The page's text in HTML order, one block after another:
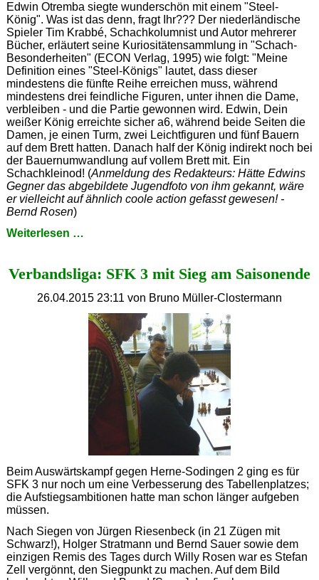
Edwin Otremba siegte wunderschön mit einem "Steel-
König". Was ist das denn, fragt Ihr??? Der niederländische
Spieler Tim Krabbé, Schachkolumnist und Autor mehrerer
Bücher, erläutert seine Kuriositätensammlung in "Schach-
Besonderheiten" (ECON Verlag, 1995) wie folgt: "Meine
Definition eines "Steel-Königs" lautet, dass dieser
mindestens die fünfte Reihe erreichen muss, während
mindestens drei feindliche Figuren, unter ihnen die Dame,
verbleiben - und die Partie gewonnen wird. Edwin, Dein
weißer König erreichte sicher a6, während beide Seiten die
Damen, je einen Turm, zwei Leichtfiguren und fünf Bauern
auf dem Brett hatten. Danach half der König indirekt noch bei
der Bauernumwandlung auf vollem Brett mit. Ein
Schachkleinod! (Anmeldung des Redakteurs: Hätte Edwins
Gegner das abgebildete Jugendfoto von ihm gekannt, wäre
er vielleicht auf ähnlich coole action gefasst gewesen! -
Bernd Rosen)
Weiterlesen …
Verbandsliga: SFK 3 mit Sieg am Saisonende
26.04.2015 23:11 von Bruno Müller-Clostermann
Beim Auswärtskampf gegen Herne-Sodingen 2 ging es für
SFK 3 nur noch um eine Verbesserung des Tabellenplatzes;
die Aufstiegsambitionen hatte man schon länger aufgeben
müssen.
Nach Siegen von Jürgen Riesenbeck (in 21 Zügen mit
Schwarz!), Holger Stratmann und Bernd Sauer sowie dem
einzigen Remis des Tages durch Willy Rosen war es Stefan
Zell vergönnt, den Siegpunkt zu machen. Auf dem Bild